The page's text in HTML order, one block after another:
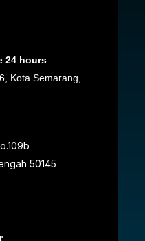
24 hours
Kota Semarang,
50145